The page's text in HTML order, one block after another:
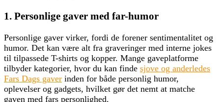
1. Personlige gaver med far-humor
Personlige gaver virker, fordi de forener sentimentalitet og
humor. Det kan være alt fra graveringer med interne jokes
til tilpassede T-shirts og kopper. Mange gaveplatforme
tilbyder kategorier, hvor du kan finde sjove og anderledes
Fars Dags gaver inden for både personlig humor,
oplevelser og gadgets, hvilket gør det nemt at matche
gaven med fars personlighed.